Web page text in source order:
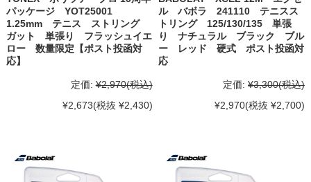
パッケージ YOT25001
1.25mm テニス ストリング
ガット 単張り フラッシュイエ
ロー 数量限定【ポスト投函対
応】
定価: ¥2,970(税込)
¥2,673(税抜 ¥2,430)
ル バボラ 241110 テニスス
トリング 125/130/135 単張
り ナチュラル ブラック ブル
ー レッド 硬式 ポスト投函対
応
定価: ¥3,300(税込)
¥2,970(税抜 ¥2,700)